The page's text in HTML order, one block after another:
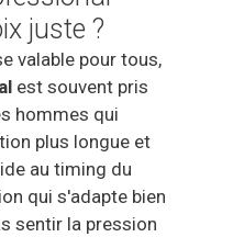
juste ?
valable pour tous,
est souvent pris
hommes qui
plus longue et
au timing du
qui s'adapte bien
sentir la pression